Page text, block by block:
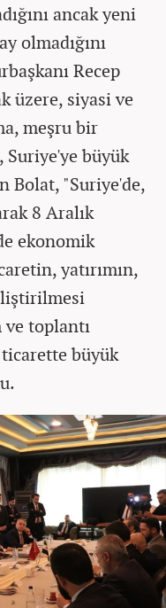
ancak yeni
olmadığını
Recep
üzere, siyasi ve
meşru bir
Suriye'ye büyük
Bolat, "Suriye'de,
8 Aralık
ekonomik
yatırımın,
toplantı
büyük